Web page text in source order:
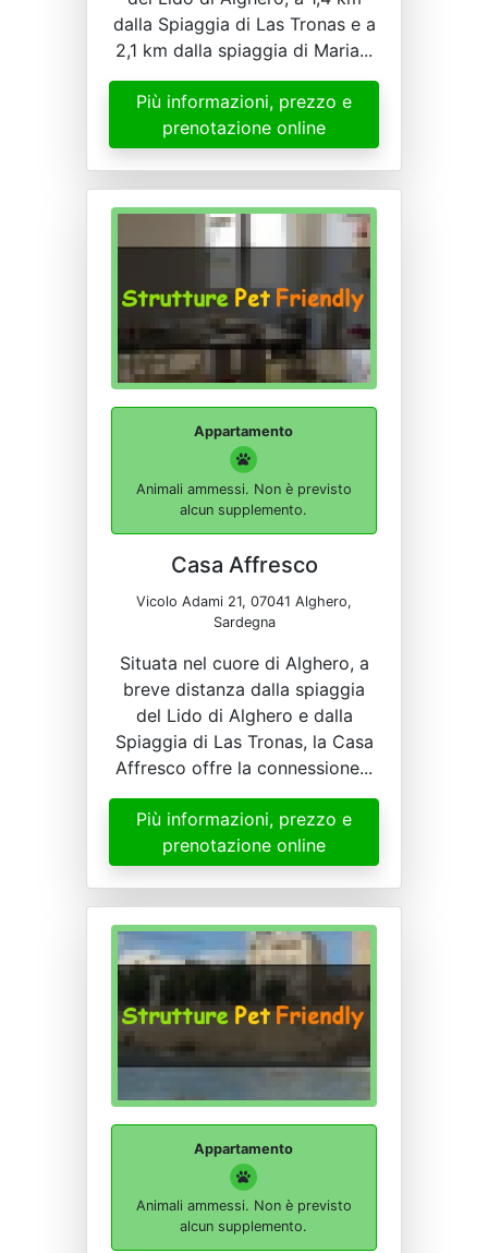
dalla Spiaggia di Las Tronas e a
2,1 km dalla spiaggia di Maria...
Più informazioni, prezzo e
prenotazione online
Appartamento
Animali ammessi. Non è previsto
alcun supplemento.
Casa Affresco
Vicolo Adami 21, 07041 Alghero,
Sardegna
Situata nel cuore di Alghero, a
breve distanza dalla spiaggia
del Lido di Alghero e dalla
Spiaggia di Las Tronas, la Casa
Affresco offre la connessione...
Più informazioni, prezzo e
prenotazione online
Appartamento
Animali ammessi. Non è previsto
alcun supplemento.